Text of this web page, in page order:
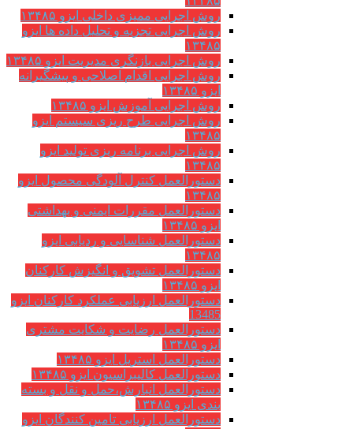
روش اجرایی ممیزی داخلی ایزو ۱۳۴۸۵
روش اجرایی تجزیه و تحلیل داده ها ایزو
۱۳۴۸۵
روش اجرایی بازنگری مدیریت ایزو ۱۳۴۸۵
روش اجرایی اقدام اصلاحی و پیشگیرانه
ایزو ۱۳۴۸۵
روش اجرایی آموزش ایزو ۱۳۴۸۵
روش اجرایی طرح ریزی سیستم ایزو
۱۳۴۸۵
روش اجرایی برنامه ریزی تولید ایزو
۱۳۴۸۵
دستورالعمل کنترل آلودگی محصول ایزو
۱۳۴۸۵
دستورالعمل مقررات ایمنی و بهداشتی
ایزو ۱۳۴۸۵
دستورالعمل شناسایی و ردیابی ایزو
۱۳۴۸۵
دستورالعمل تشویق و انگیزش کارکنان
ایزو ۱۳۴۸۵
دستورالعمل ارزیابی عملکرد کارکنان ایزو
13485
دستورالعمل رضایت و شکایت مشتری
ایزو ۱۳۴۸۵
دستورالعمل استریل ایزو ۱۳۴۸۵
دستورالعمل کالیبراسیون ایزو ۱۳۴۸۵
دستورالعمل انبارش،حمل و نقل و بسته
بندی ایزو ۱۳۴۸۵
دستورالعمل ارزیابی تامین کنندگان ایزو